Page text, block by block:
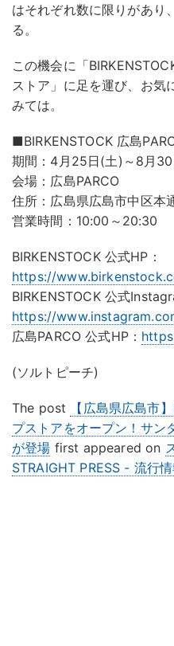
はそれぞれ数に限りがあり
る。
この機会に「
ストア」に足を運び、お気
みては。
■BIRKENSTOCK 広島
期間：4月25日(土)～8月
会場：広島PARCO
住所：広島県広島市中区本
営業時間：10:00～20:30
BIRKENSTOCK 公式HP：
https://
BIRKENSTOCK 公式
https://
広島PARCO 公式HP：
(ソルトピーチ)
The post
【広島県広島市
プストアをオープン！サン
が登場 first appeared on
STRAIGHT PRESS - 流行